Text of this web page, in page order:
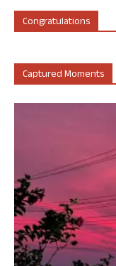
Congratulations
Captured Moments